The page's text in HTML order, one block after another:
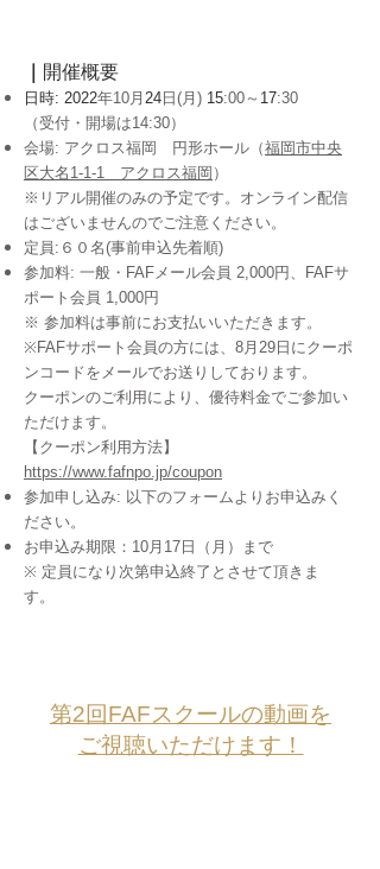
​開催概要
日時: 2022年10月 24 日(月) 15:00～ 17:30
（受付・開場は14:30）
会場: アクロス福岡 円形ホール（福岡市中央
区大名1-1-1 アクロス福岡 ）
​※リアル開催のみの予定です。オンライン配信
はございませんのでご注意ください。
定員:６０名(事前申込先着順)
参加料: 一般・FAFメール会員 2,000円、FAFサ
ポート会員 1,000円
※ 参加料は事前にお支払いいただきます。
※FAFサポート会員の方には、8月29日にクーポ
ンコードをメールでお送りしております。
クーポンのご利用により、優待料金でご参加い
ただけます。
【クーポン利用方法】
https://www.fafnpo.jp/coupon
参加申し込み: 以下のフォームよりお申込みく
ださい。
お申込み期限：10月17日（月）まで
※ 定員になり次第申込終了とさせて頂きま
す。
第2回FAFスクールの動画を
ご視聴いただけます！